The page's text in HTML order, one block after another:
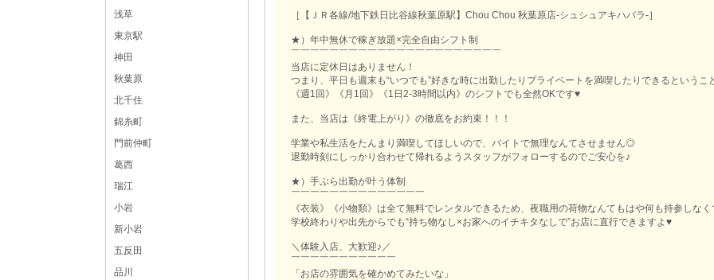
浅草
東京駅
神田
秋葉原
北千住
錦糸町
門前仲町
葛西
瑞江
小岩
新小岩
五反田
品川
［【ＪＲ各線/地下鉄日比谷線秋葉原駅】Chou Chou 秋葉原店-シュシュアキハバラ-］
★）年中無休で稼ぎ放題×完全自由シフト制
￣￣￣￣￣￣￣￣￣￣￣￣￣￣￣￣￣￣￣￣￣￣
当店に定休日はありません！
つまり、平日も週末も“いつでも”好きな時に出勤したりプライベートを満喫したりできるというこ
《週1回》《月1回》《1日2-3時間以内》のシフトでも全然OKです♥
また、当店は《終電上がり》の徹底をお約束！！！
学業や私生活をたんまり満喫してほしいので、バイトで無理なんてさせません◎
退勤時刻にしっかり合わせて帰れるようスタッフがフォローするのでご安心を♪
★）手ぶら出勤が叶う体制
￣￣￣￣￣￣￣￣￣￣￣￣￣￣
《衣装》《小物類》は全て無料でレンタルできるため、夜職用の荷物なんてもはや何も持参しな
学校終わりや出先からでも“持ち物なし×お家へのイチキタなしで”お店に直行できますよ♥
＼体験入店、大歓迎♪／
￣￣￣￣￣￣￣￣￣￣￣
「お店の雰囲気を確かめてみたいな」